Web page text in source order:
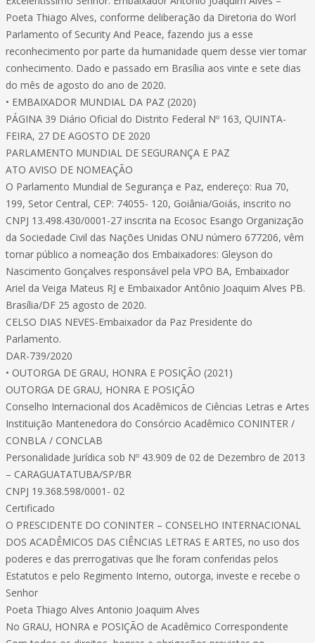
Poeta Thiago Alves, conforme deliberação da Diretoria do Worl
Parlamento of Security And Peace, fazendo jus a esse
reconhecimento por parte da humanidade quem desse vier tomar
conhecimento. Dado e passado em Brasília aos vinte e sete dias
do mês de agosto do ano de 2020.
• EMBAIXADOR MUNDIAL DA PAZ (2020)
PÁGINA 39 Diário Oficial do Distrito Federal Nº 163, QUINTA-
FEIRA, 27 DE AGOSTO DE 2020
PARLAMENTO MUNDIAL DE SEGURANÇA E PAZ
ATO AVISO DE NOMEAÇÃO
O Parlamento Mundial de Segurança e Paz, endereço: Rua 70,
199, Setor Central, CEP: 74055- 120, Goiânia/Goiás, inscrito no
CNPJ 13.498.430/0001-27 inscrita na Ecosoc Esango Organização
da Sociedade Civil das Nações Unidas ONU número 677206, vêm
tornar público a nomeação dos Embaixadores: Gleyson do
Nascimento Gonçalves responsável pela VPO BA, Embaixador
Ariel da Veiga Mateus RJ e Embaixador Antônio Joaquim Alves PB.
Brasília/DF 25 agosto de 2020.
CELSO DIAS NEVES-Embaixador da Paz Presidente do
Parlamento.
DAR-739/2020
• OUTORGA DE GRAU, HONRA E POSIÇÃO (2021)
OUTORGA DE GRAU, HONRA E POSIÇÃO
Conselho Internacional dos Acadêmicos de Ciências Letras e Artes
Instituição Mantenedora do Consórcio Acadêmico CONINTER /
CONBLA / CONCLAB
Personalidade Jurídica sob Nº 43.909 de 02 de Dezembro de 2013
– CARAGUATATUBA/SP/BR
CNPJ 19.368.598/0001- 02
Certificado
O PRESCIDENTE DO CONINTER – CONSELHO INTERNACIONAL
DOS ACADÊMICOS DAS CIÊNCIAS LETRAS E ARTES, no uso dos
poderes e das prerrogativas que lhe foram conferidas pelos
Estatutos e pelo Regimento Interno, outorga, investe e recebe o
Senhor
Poeta Thiago Alves Antonio Joaquim Alves
No GRAU, HONRA e POSIÇÃO de Acadêmico Correspondente